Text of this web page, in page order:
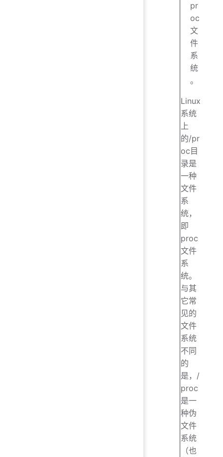
pr
oc
文
件
系
统
。
Linux
系统
上
的/pr
oc目
录是
一种
文件
系
统，
即
proc
文件
系
统。
与其
它常
见的
文件
系统
不同
的
是，/
proc
是一
种伪
文件
系统
（也